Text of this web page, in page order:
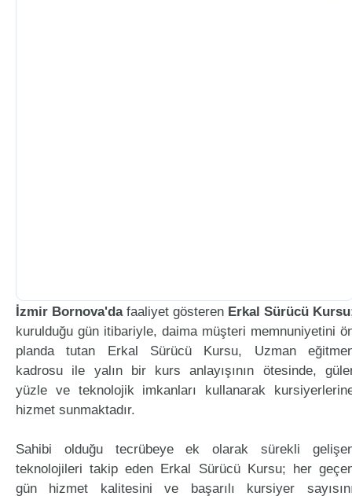
İzmir Bornova'dafaaliyet gösteren Erkal Sürücü Kursu
kurulduğu gün itibariyle, daima müşteri memnuniyetini
planda tutan Erkal Sürücü Kursu, Uzman
kadrosu ile yalın bir kurs anlayışının ötesinde,
yüzle ve teknolojik imkanları kullanarak
hizmet sunmaktadır.
Sahibi olduğu tecrübeye ek olarak sürekli
teknolojileri takip eden Erkal Sürücü Kursu; her
gün hizmet kalitesini ve başarılı kursiyer